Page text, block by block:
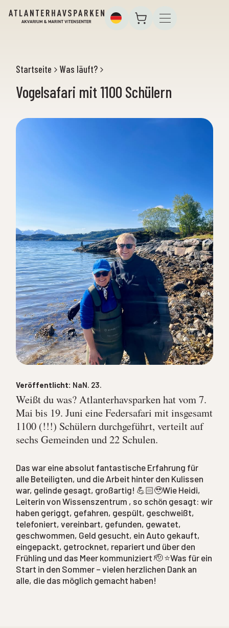
Startseite Was läuft?
Vogelsafari mit 1100 Schülern
Veröffentlicht: NaN. 23.
Weißt du was? Atlanterhavsparken hat vom 7.
Mai bis 19. Juni eine Federsafari mit insgesamt
1100 (!!!) Schülern durchgeführt, verteilt auf
sechs Gemeinden und 22 Schulen.
Das war eine absolut fantastische Erfahrung für
alle Beteiligten, und die Arbeit hinter den Kulissen
war, gelinde gesagt, großartig! 💪🏻🥹Wie Heidi,
Leiterin von Wissenszentrum , so schön gesagt: wir
haben geriggt, gefahren, gespült, geschweißt,
telefoniert, vereinbart, gefunden, gewatet,
geschwommen, Geld gesucht, ein Auto gekauft,
eingepackt, getrocknet, repariert und über den
Frühling und das Meer kommuniziert 🫡 ⭐Was für ein
Start in den Sommer – vielen herzlichen Dank an
alle, die das möglich gemacht haben!